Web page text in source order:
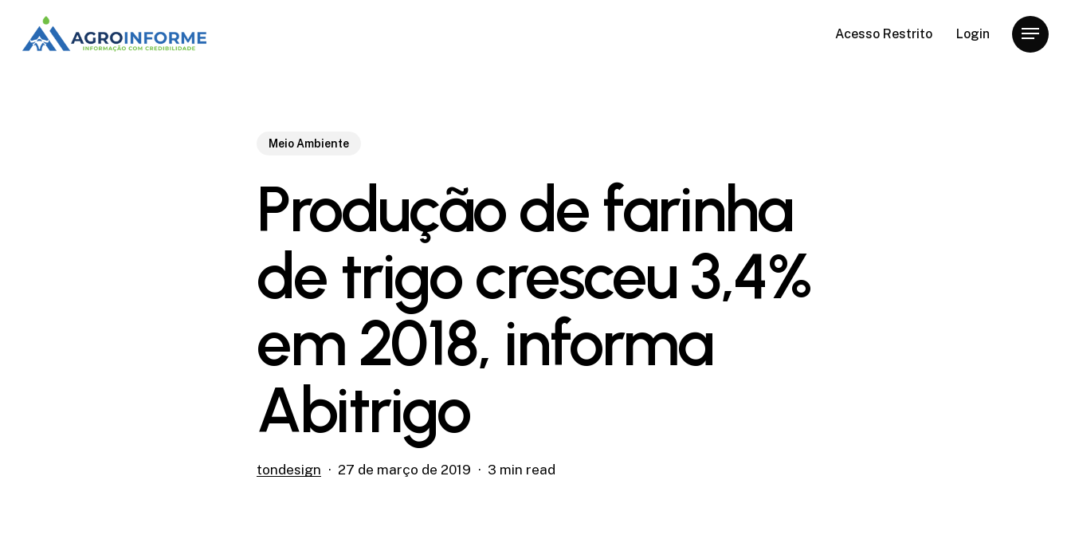
main
Acesso Restrito Login Menu
Meio Ambiente
Produção de farinha
de trigo cresceu 3,4%
em 2018, informa
Abitrigo
tondesign 27 de março de 2019 3 min read